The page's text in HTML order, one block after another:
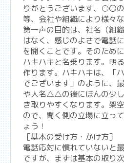
りがとうございます、○〇
等、会社や組織により様々
第一声の目的は、社名（組
はなく、感じのよさで電話
を開くことです。そのため
ハキハキと名乗ります。明
作ります。ハキハキは、
でございます」のように、
や人名△△の後にほんの少
き取りやすくなります。架
ので、聞く側の立場に立っ
ょう！
［基本の受け方・かけ方］
電話応対に慣れていないと
ですが、まずは基本の取り